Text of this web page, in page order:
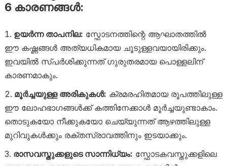
6 കാരണങ്ങൾ:
ഉയർന്ന താപനില: സ്ഫോടനത്തിന്റെ ആഘാതത്തിൽ
ഈ കഷ്ണങ്ങൾ അത്യധികമായ ചൂടുള്ളവയായിരിക്കും.
ഇവയിൽ സ്പർശിക്കുന്നത് ഗുരുതരമായ പൊള്ളലിന്
കാരണമാകും.
മൂർച്ചയുള്ള അരികുകൾ: ക്രമരഹിതമായ രൂപത്തിലുള്ള
ഈ ലോഹഭാഗങ്ങൾക്ക് കത്തിനേക്കാൾ മൂർച്ചയുണ്ടാകാം.
തൊടുകയോ നീക്കുകയോ ചെയ്യുന്നത് ആഴത്തിലുള്ള
മുറിവുകൾക്കും രക്തസ്രാവത്തിനും ഇടയാക്കും.
രാസവസ്തുക്കളുടെ സാന്നിധ്യം: സ്ഫോടകവസ്തുക്കളിലെ